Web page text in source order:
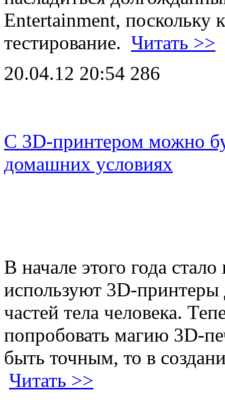
Entertainment, поскольку
тестирование. Читать >>
20.04.12 20:54 286
С 3D-принтером можно
домашних условиях
В начале этого года
используют 3D-принтеры
частей тела человека.
попробовать магию 3D-
быть точным, то в
Читать >>